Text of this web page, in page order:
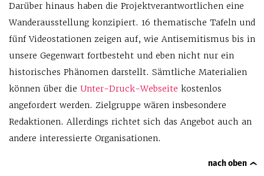
Darüber hinaus haben die Projektverantwortlichen eine
Wanderausstellung konzipiert. 16 thematische Tafeln und
fünf Videostationen zeigen auf, wie Antisemitismus bis in
unsere Gegenwart fortbesteht und eben nicht nur ein
historisches Phänomen darstellt. Sämtliche Materialien
können über die Unter-Druck-Webseite kostenlos
angefordert werden. Zielgruppe wären insbesondere
Redaktionen. Allerdings richtet sich das Angebot auch an
andere interessierte Organisationen.
nach oben